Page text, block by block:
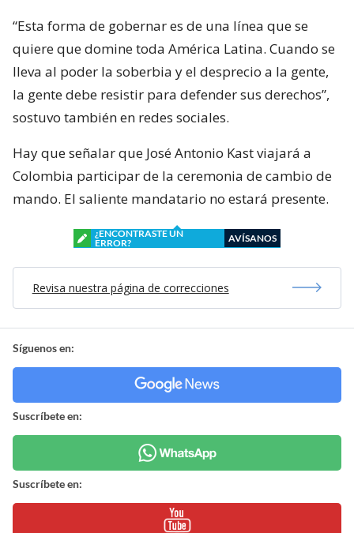
“Esta forma de gobernar es de una línea que se
quiere que domine toda América Latina. Cuando se
lleva al poder la soberbia y el desprecio a la gente,
la gente debe resistir para defender sus derechos”,
sostuvo también en redes sociales.
Hay que señalar que José Antonio Kast viajará a
Colombia participar de la ceremonia de cambio de
mando. El saliente mandatario no estará presente.
¿ENCONTRASTE UN
ERROR?
AVÍSANOS
Revisa nuestra página de correcciones
Síguenos en:
Suscríbete en:
Suscríbete en: